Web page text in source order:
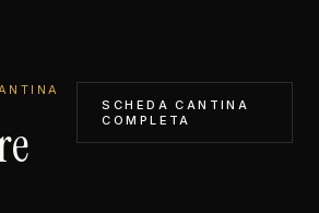
SCHEDA CANTINA
COMPLETA